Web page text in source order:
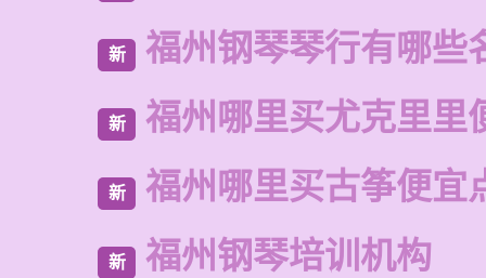
新 福州钢琴琴行有哪些
新 福州哪里买尤克里里
新 福州哪里买古筝便宜
新 福州钢琴培训机构